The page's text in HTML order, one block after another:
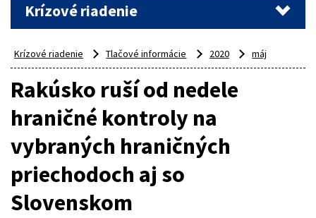
Krízové riadenie
Krízové riadenie Tlačové informácie 2020 máj
Rakúsko ruší od nedele
hraničné kontroly na
vybraných hraničných
priechodoch aj so
Slovenskom